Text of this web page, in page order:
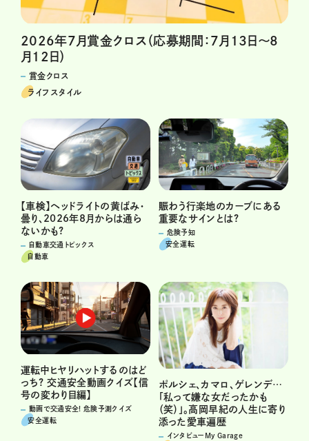
2026年7月賞金クロス（応募期間：7月13日～8
月12日）
賞金クロス
ライフスタイル
【車検】ヘッドライトの黄ばみ・
曇り、2026年8月からは通ら
ないかも?
自動車交通トピックス
自動車
賑わう行楽地のカーブにある
重要なサインとは?
危険予知
安全運転
運転中ヒヤリハットするのはど
っち? 交通安全動画クイズ【信
号の変わり目編】
動画で交通安全! 危険予測クイズ
安全運転
ポルシェ、カマロ、ゲレンデ…
「私って嫌な女だったかも
（笑）」。高岡早紀の人生に寄り
添った愛車遍歴
インタビューMy Garage